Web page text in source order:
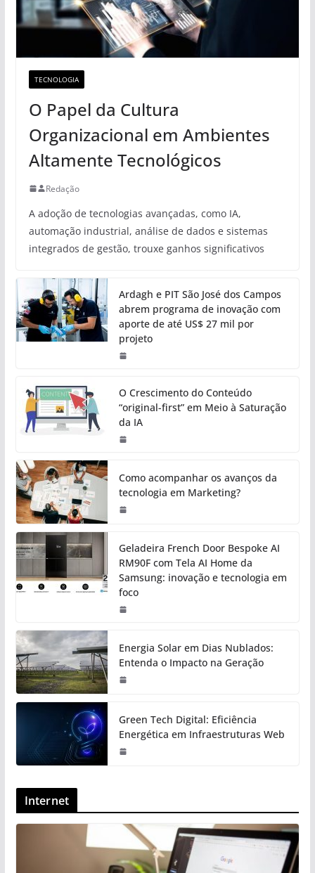
TECNOLOGIA
O Papel da Cultura
Organizacional em Ambientes
Altamente Tecnológicos
Redação
A adoção de tecnologias avançadas, como IA,
automação industrial, análise de dados e sistemas
integrados de gestão, trouxe ganhos significativos
Ardagh e PIT São José dos Campos
abrem programa de inovação com
aporte de até US$ 27 mil por
projeto
O Crescimento do Conteúdo
“original-first” em Meio à Saturação
da IA
Como acompanhar os avanços da
tecnologia em Marketing?
Geladeira French Door Bespoke AI
RM90F com Tela AI Home da
Samsung: inovação e tecnologia em
foco
Energia Solar em Dias Nublados:
Entenda o Impacto na Geração
Green Tech Digital: Eficiência
Energética em Infraestruturas Web
Internet